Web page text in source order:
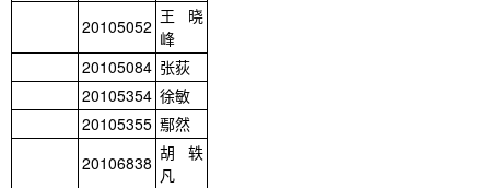
20105052 王晓
峰
20105084 张荻
20105354 徐敏
20105355 鄢然
20106838 胡轶
凡